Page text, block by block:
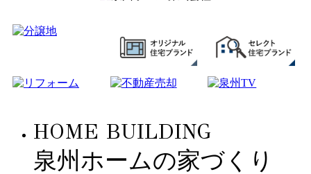
HOME BUILDING
泉州ホームの家づくり